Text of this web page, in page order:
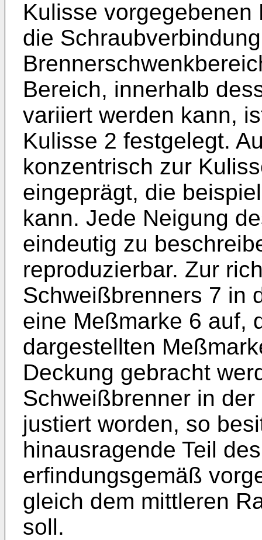
Kulisse
die
Bereich, innerhalb
variiert werden kann,
Kulisse 2 festgelegt.
konzentrisch zur
eingeprägt, die
kann. Jede Neigung
eindeutig zu
reproduzierbar. Zur
Schweißbrenners 7 in
eine Meßmarke 6 auf,
dargestellten
Deckung gebracht
Schweißbrenner in
justiert worden, so
hinausragende Teil
erfindungsgemäß
gleich dem mittleren
soll.